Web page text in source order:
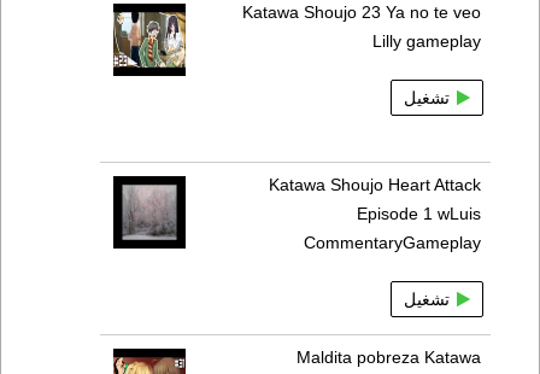
Katawa Shoujo 23 Ya no te veo
Lilly gameplay
تشغيل
Katawa Shoujo Heart Attack
Episode 1 wLuis
CommentaryGameplay
تشغيل
Maldita pobreza Katawa